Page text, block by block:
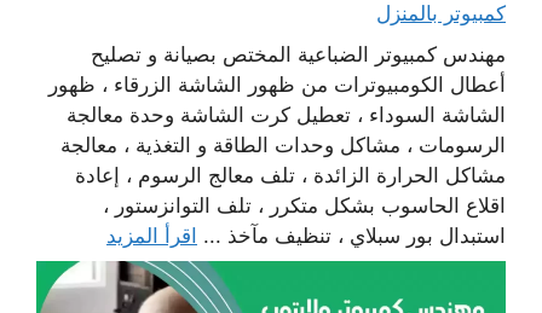
كمبيوتر بالمنزل
مهندس كمبيوتر الضباعية المختص بصيانة و تصليح
أعطال الكومبيوترات من ظهور الشاشة الزرقاء ، ظهور
الشاشة السوداء ، تعطيل كرت الشاشة وحدة معالجة
الرسومات ، مشاكل وحدات الطاقة و التغذية ، معالجة
مشاكل الحرارة الزائدة ، تلف معالج الرسوم ، إعادة
اقلاع الحاسوب بشكل متكرر ، تلف التوانزستور ،
استبدال بور سبلاي ، تنظيف مآخذ ... اقرأ المزيد